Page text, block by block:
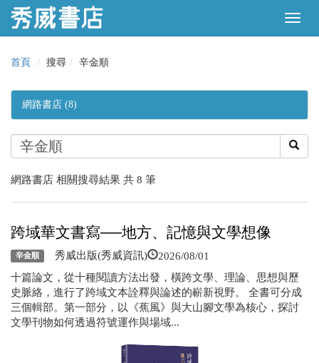
首頁 搜尋 辛金順
網路書店 (8)
網路書店 相關搜尋結果 共 8 筆
跨域華文書寫──地方、記憶與文學想像
辛金順 秀威出版(秀威資訊) 2026/08/01
十篇論文，從十種閱讀方法出發，橫跨文學、理論、思想與歷
史脈絡，進行了跨域文本詮釋與論述的嶄新視野。 全書可分成
三個輯部。第一部分，以《蕉風》與大山腳文學為核心，探討
文學刊物如何透過符號運作與場域...